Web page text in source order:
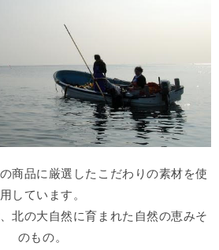
商品に厳選したこだわりの素材を使
用しています。
北の大自然に育まれた自然の恵みそ
のもの。